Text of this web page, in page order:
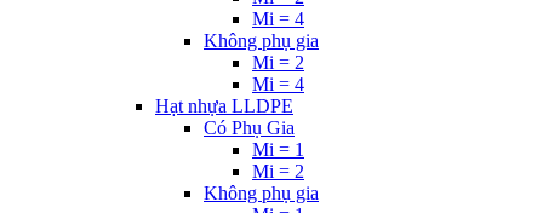
Mi = 4
Không phụ gia
Mi = 2
Mi = 4
Hạt nhựa LLDPE
Có Phụ Gia
Mi = 1
Mi = 2
Không phụ gia